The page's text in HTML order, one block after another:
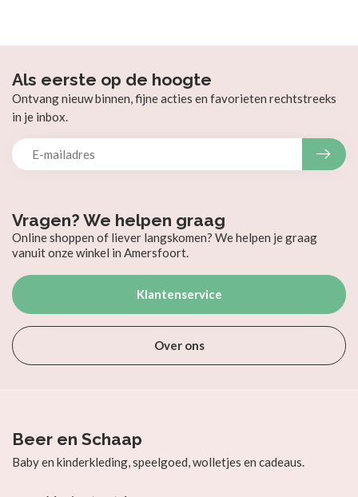
Vragen? We helpen graag
Online shoppen of liever langskomen? We helpen je graag
vanuit onze winkel in Amersfoort.
Klantenservice
Over ons
Als eerste op de hoogte
Ontvang nieuw binnen, fijne acties en favorieten rechtstreeks
in je inbox.
Beer en Schaap
Baby en kinderkleding, speelgoed, wolletjes en cadeaus.